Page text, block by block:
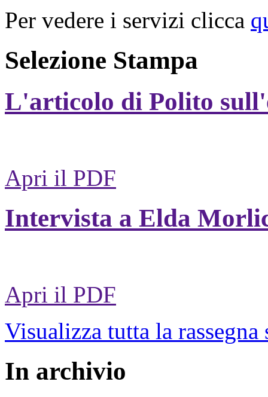
Per vedere i servizi clicca
Selezione Stampa
L'articolo di Polito
Apri il PDF
Intervista a Elda
Apri il PDF
Visualizza tutta la rassegna
In archivio